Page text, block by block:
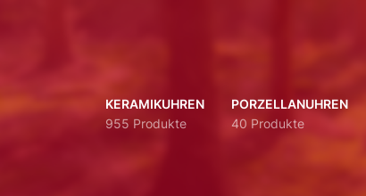
KERAMIKUHREN
955 Produkte
PORZELLANUHREN
40 Produkte